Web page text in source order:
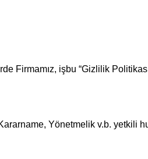
Firmamız, işbu “Gizlilik
Yönetmelik v.b. yetkili